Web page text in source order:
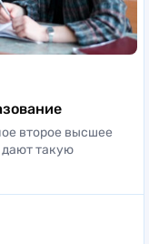
комплекса
систем
второе высшее
такую